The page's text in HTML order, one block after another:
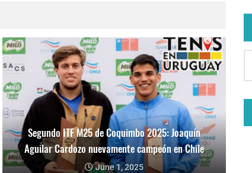
Segundo ITF M25 de Coquimbo 2025: Joaquín
Aguilar Cardozo nuevamente campeón en Chile
June 1, 2025